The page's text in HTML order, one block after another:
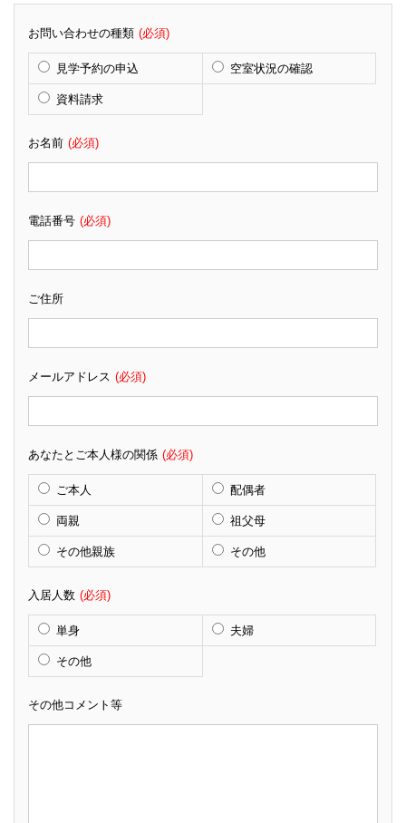
お問い合わせの種類 (必須)
見学予約の申込 空室状況の確認
資料請求
お名前 (必須)
電話番号 (必須)
ご住所
メールアドレス (必須)
あなたとご本人様の関係 (必須)
ご本人 配偶者
両親 祖父母
その他親族 その他
入居人数 (必須)
単身 夫婦
その他
その他コメント等